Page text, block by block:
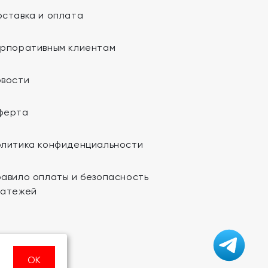
и оплата
клиентам
конфиденциальности
оплаты и безопасность
ОК